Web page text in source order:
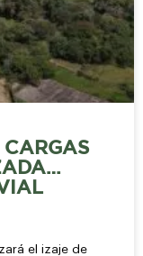
CARGAS
el izaje de